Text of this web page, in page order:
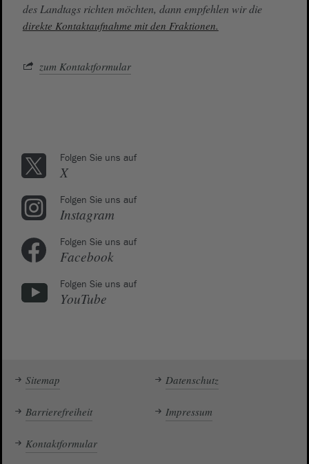
des Landtags richten möchten, dann empfehlen wir die
direkte Kontaktaufnahme mit den Fraktionen.
zum Kontaktformular
Folgen Sie uns auf
X
Folgen Sie uns auf
Instagram
Folgen Sie uns auf
Facebook
Folgen Sie uns auf
YouTube
Sitemap Datenschutz
Barrierefreiheit Impressum
Kontaktformular